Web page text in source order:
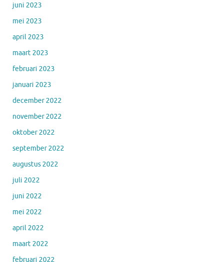
juni 2023
mei 2023
april 2023
maart 2023
februari 2023
januari 2023
december 2022
november 2022
oktober 2022
september 2022
augustus 2022
juli 2022
juni 2022
mei 2022
april 2022
maart 2022
februari 2022